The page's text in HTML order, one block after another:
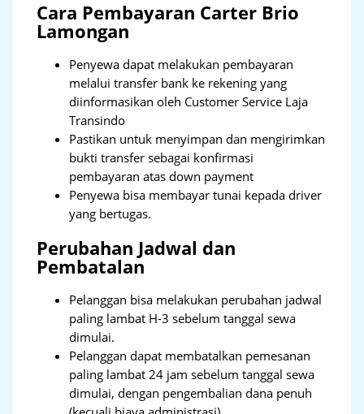
Cara Pembayaran Carter Brio
Lamongan
Penyewa dapat melakukan pembayaran
melalui transfer bank ke rekening yang
diinformasikan oleh Customer Service Laja
Transindo
Pastikan untuk menyimpan dan mengirimkan
bukti transfer sebagai konfirmasi
pembayaran atas down payment
Penyewa bisa membayar tunai kepada driver
yang bertugas.
Perubahan Jadwal dan
Pembatalan
Pelanggan bisa melakukan perubahan jadwal
paling lambat H-3 sebelum tanggal sewa
dimulai.
Pelanggan dapat membatalkan pemesanan
paling lambat 24 jam sebelum tanggal sewa
dimulai, dengan pengembalian dana penuh